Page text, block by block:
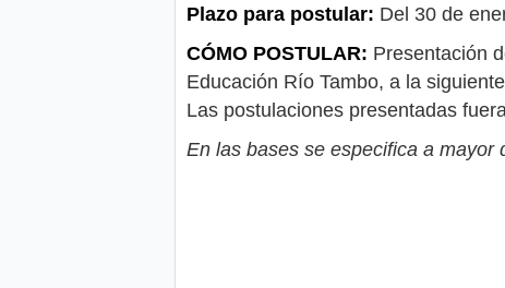
Plazo para postular: Del 30 de
CÓMO POSTULAR: Presentación
Educación Río Tambo, a la
Las postulaciones presentadas
En las bases se especifica a mayor